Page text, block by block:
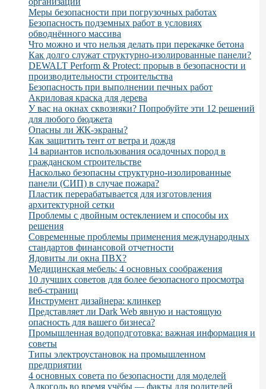
Меры безопасности при погрузочных работах
Безопасность подземных работ в условиях
обводнённого массива
Что можно и что нельзя делать при перекачке бетона
Как долго служат структурно-изолированные панели?
DEWALT Perform & Protect: прорыв в безопасности и
производительности строительства
Безопасность при выполнении печных работ
Акриловая краска для дерева
У вас на окнах сквозняки? Попробуйте эти 12 решений
для любого бюджета
Опасны ли ЖК-экраны?
Как защитить тент от ветра и дождя
14 вариантов использования осадочных пород в
гражданском строительстве
Насколько безопасны структурно-изолированные
панели (СИП) в случае пожара?
Пластик перерабатывается для изготовления
архитектурной сетки
Проблемы с двойным остеклением и способы их
решения
Современные проблемы применения международных
стандартов финансовой отчетности
Ядовиты ли окна ПВХ?
Медицинская мебель: 4 основных соображения
10 лучших советов для более безопасного просмотра
веб-страниц
Инструмент дизайнера: клинкер
Представляет ли Dark Web явную и настоящую
опасность для вашего бизнеса?
Промышленная водоподготовка: важная информация и
советы
Типы электроустановок на промышленном
предприятии
4 основных совета по безопасности для моделей
Алкоголь во время учёбы — факты для родителей